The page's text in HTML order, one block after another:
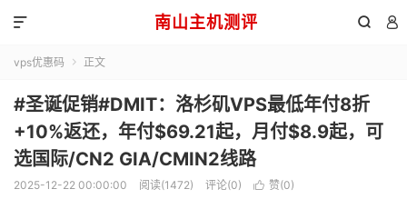
南山主机测评  

vps优惠码  正文
#圣诞促销#DMIT：洛杉矶VPS最低年付8折
+10%返还，年付$69.21起，月付$8.9起，可
选国际/CN2 GIA/CMIN2线路
2025-12-22 00:00:00 阅读(1472) 评论(0)  赞(0)